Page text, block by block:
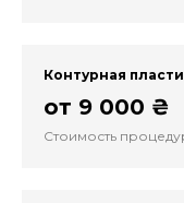
Контурная
от 9 000 ₴
Стоимость